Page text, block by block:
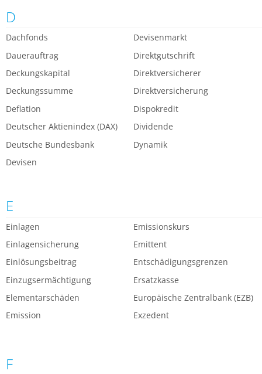
D
Dachfonds
Dauerauftrag
Deckungskapital
Deckungssumme
Deflation
Deutscher Aktienindex (DAX)
Deutsche Bundesbank
Devisen
Devisenmarkt
Direktgutschrift
Direktversicherer
Direktversicherung
Dispokredit
Dividende
Dynamik
E
Einlagen
Einlagensicherung
Einlösungsbeitrag
Einzugsermächtigung
Elementarschäden
Emission
Emissionskurs
Emittent
Entschädigungsgrenzen
Ersatzkasse
Europäische Zentralbank (EZB)
Exzedent
F